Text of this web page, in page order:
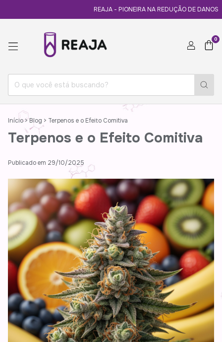
REAJA - PIONEIRA NA REDUÇÃO DE DANOS
0
Início>Blog > Terpenos e o Efeito Comitiva
Terpenos e o Efeito Comitiva
Publicado em 29/10/2025